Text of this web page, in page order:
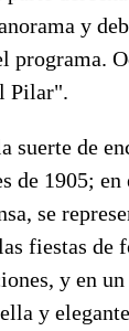
y
programa.
Pilar".
suerte de
de 1905;
se
fiestas de
y en
y